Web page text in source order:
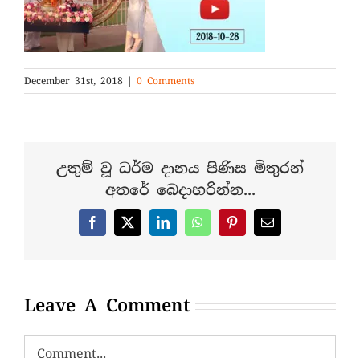
December 31st, 2018 | 0 Comments
උතුම් වූ ධර්ම දානය පිණිස මිතුරන්
අතරේ බෙදාහරින්න...
Facebook
X LinkedInWhatsAppPinterestEmail
Leave A Comment
Comment